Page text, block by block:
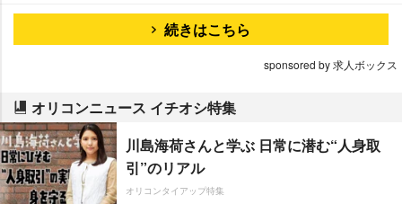
続きはこちら
sponsored by 求人ボックス
オリコンニュース イチオシ特集
川島海荷さんと学ぶ 日常に潜む“人身取
引”のリアル
オリコンタイアップ特集